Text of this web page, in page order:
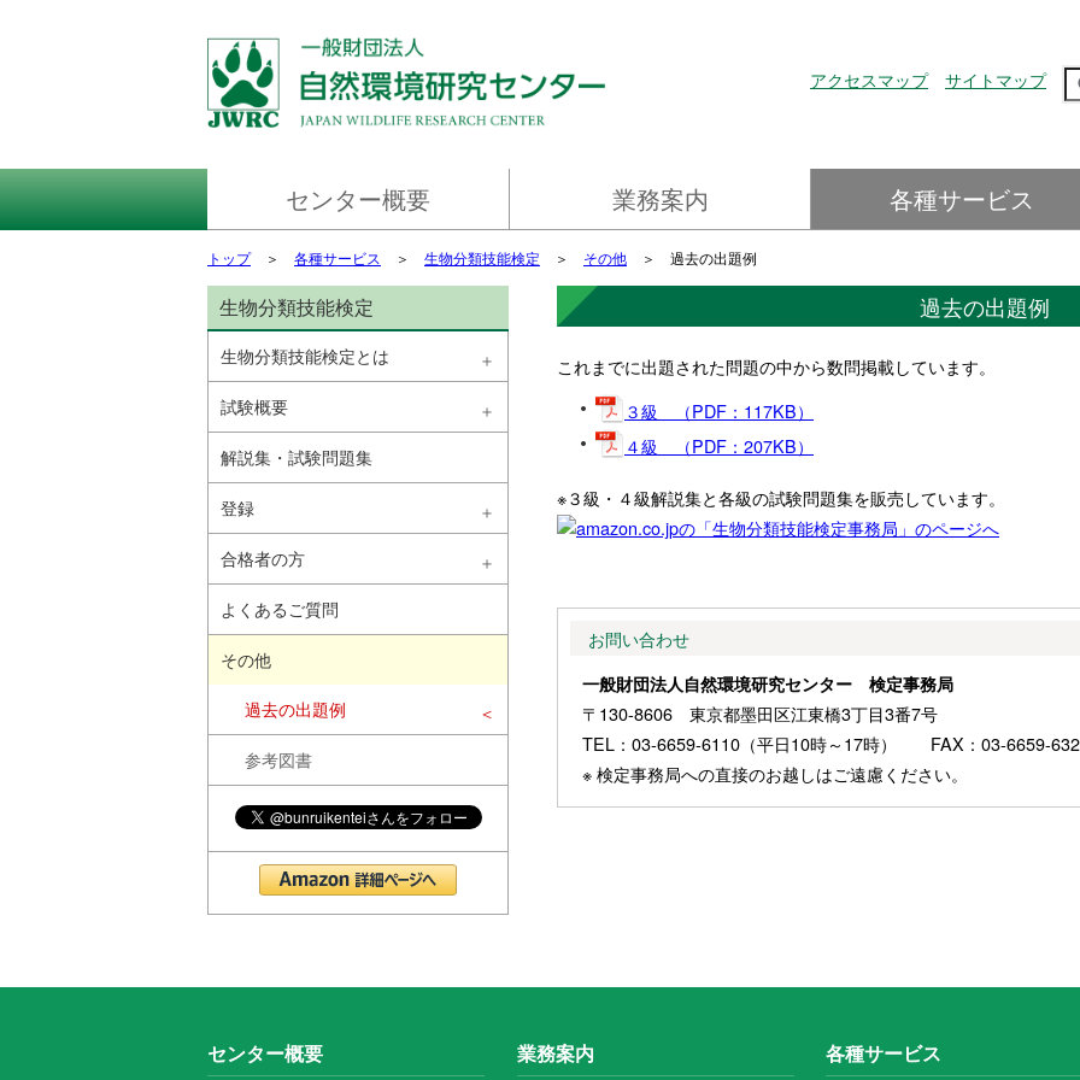
アクセスマップ サイトマップ
センター概要
ごあいさつ
センター情報
ミッション
財務資料
環境マネジメントシステム
次世代育成支援対策
女性活躍推進の取組
プライバシーポリシー
情報セキュリティ方針および情報
セキュリティマネジメントシステ
ム
アクセスマップ
リンク
業務案内
鳥獣の保護管理
希少種保全
外来種対策
自然環境に係るモニタリング
制度や政策の策定支援
危機管理のための迅速な対応
技術開発・普及啓発
実績・取組
各種サービス
明書の発行について
トップ＞ 各種サービス ＞ 生物分類技能検定 ＞ その他 ＞ 過去の出題例
過去の出題例
これまでに出題された問題の中から数問掲載しています。
３級 （PDF：117KB）
４級 （PDF：207KB）
※３級・４級解説集と各級の試験問題集を販売しています。
お問い合わせ
一般財団法人自然環境研究センター 検定事務局
〒130-8606 東京都墨田区江東橋3丁目3番7号
TEL：03-6659-6110（平日10時～17時） FAX：03-6659-
※ 検定事務局への直接のお越しはご遠慮ください。
生物分類技能検定
生物分類技能検定とは
試験概要
解説集・試験問題集
登録
合格者の方
よくあるご質問
その他
過去の出題例
参考図書
センター概要 業務案内 各種サービス